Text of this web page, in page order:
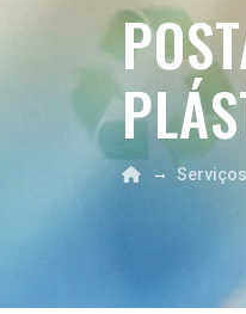
→ Serviços